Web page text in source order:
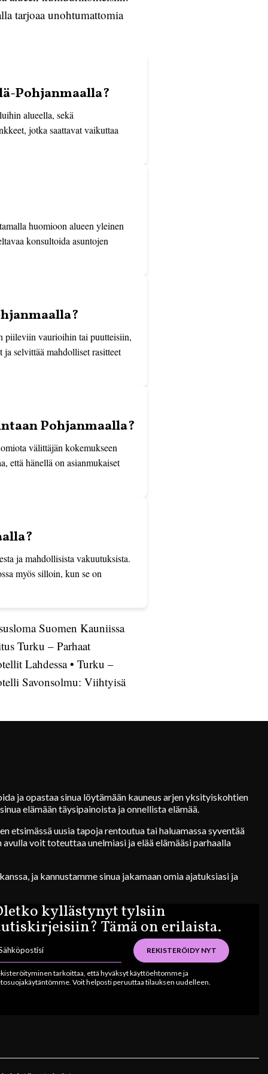
tarjoaa unohtumattomia
Pohjanmaalla?
alueella, sekä
jotka saattavat vaikuttaa
huomioon alueen yleinen
konsultoida asuntojen
piileviin vaurioihin tai puutteisiin,
selvittää mahdolliset rasitteet
Pohjanmaalla?
välittäjän kokemukseen
että hänellä on asianmukaiset
ja mahdollisista vakuutuksista.
myös silloin, kun se on
Suomen Kauniissa
Turku – Parhaat
Lahdessa• Turku –
Savonsolmu: Viihtyisä
kyllästynyt tylsiin
Tämä on erilaista.
REKISTERÖIDY NYT
tarkoittaa, että hyväksyt käyttöehtomme ja
Voit helposti peruuttaa tilauksen uudelleen.
ja opastaa sinua löytämään kauneus arjen yksityiskohtien
elämään täysipainoista ja onnellista elämää.
uusia tapoja rentoutua tai haluamassa syventää
voit toteuttaa unelmiasi ja elää elämääsi parhaalla
ja kannustamme sinua jakamaan omia ajatuksiasi ja